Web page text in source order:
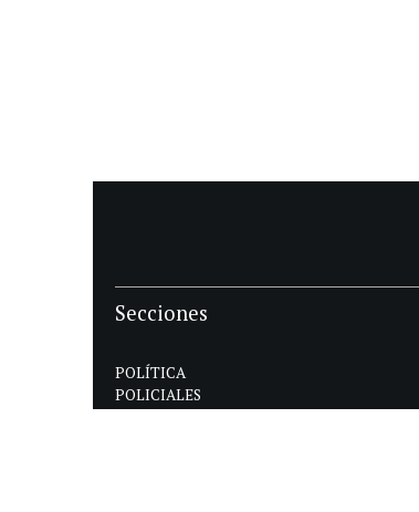
Secciones
POLÍTICA
POLICIALES